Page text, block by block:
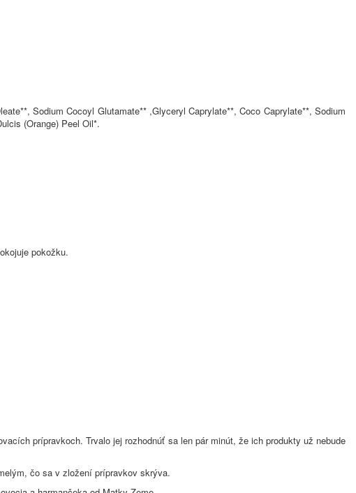
Sodium Cocoyl Glutamate** ,Glyceryl Caprylate**, Coco Caprylate**, Sodium
(Orange) Peel Oil*.
pokožku.
prípravkoch. Trvalo jej rozhodnúť sa len pár minút, že ich produkty už nebude
čo sa v zložení prípravkov skrýva.